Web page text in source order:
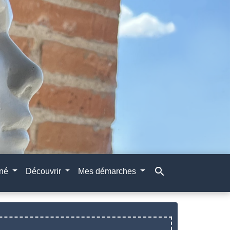
Découvrir Mes démarches search